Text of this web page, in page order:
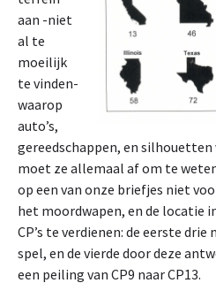
aan -niet
al te
moeilijk
te vinden-
waarop
auto’s,
gereedschappen, en
moet ze allemaal af om te
op een van onze briefjes niet
het moordwapen, en de locatie
CP’s te verdienen: de eerste
spel, en de vierde door deze
een peiling van CP9 naar CP13.